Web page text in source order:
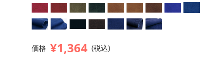
価格 ¥1,364 (税込)